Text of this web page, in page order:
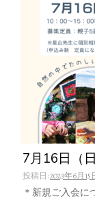
7月16日（
投稿日:2023年6月15
＊新規ご入会